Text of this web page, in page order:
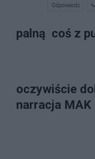
palną coś z
oczywiście
narracja